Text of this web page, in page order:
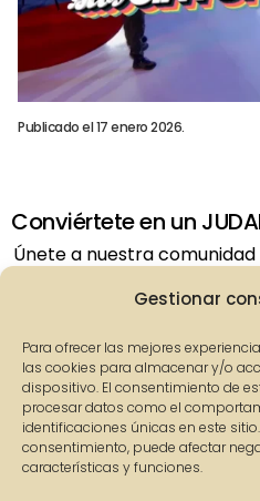
Gestionar
Para ofrecer las mejores
las cookies para almacenar y/o
dispositivo. El consentimiento de
procesar datos como el
identificaciones únicas en este
consentimiento, puede afectar
características y funciones.
Publicado el 17 enero 2026.
Conviértete en un
Únete a nuestra
exclusivas y estar al día de
SHOP